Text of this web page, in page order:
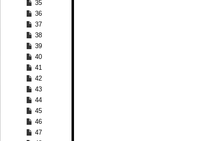
35
36
37
38
39
40
41
42
43
44
45
46
47